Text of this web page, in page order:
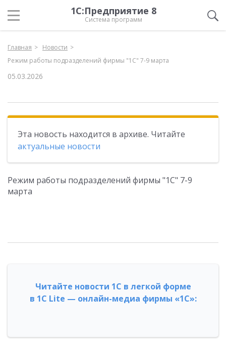
1С:Предприятие 8
Система программ
Главная
Новости
Режим работы подразделений фирмы "1С" 7-9 марта
05.03.2026
Эта новость находится в архиве. Читайте
актуальные новости
Режим работы подразделений фирмы "1С" 7-9
марта
Читайте новости 1С в легкой форме
в 1С Lite — онлайн-медиа фирмы «1С»: